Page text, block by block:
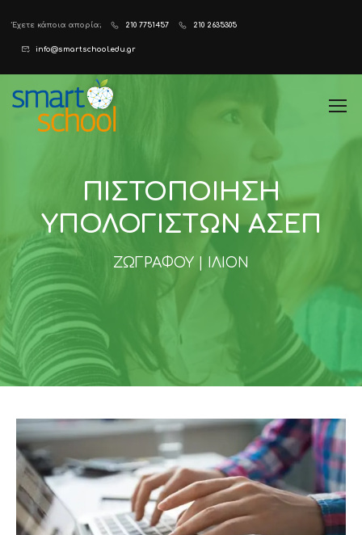
Έχετε κάποια απορία; 210 7751457 210 2635305
info@smartschool.edu.gr
ΠΙΣΤΟΠΟΙΗΣΗ
ΥΠΟΛΟΓΙΣΤΩΝ ΑΣΕΠ
ΖΩΓΡΑΦΟΥ | ΙΛΙΟΝ